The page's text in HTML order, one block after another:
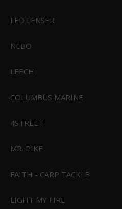
599,00 DKK
LED LENSER
NEBO
LEECH
COLUMBUS MARINE
4STREET
MR. PIKE
FAITH - CARP TACKLE
LIGHT MY FIRE